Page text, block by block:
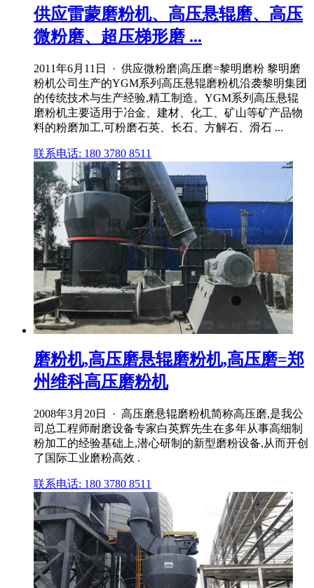
供应雷蒙磨粉机、高压悬辊磨、高压
微粉磨、超压梯形磨 ...
2011年6月11日 · 供应微粉磨|高压磨=黎明磨粉 黎明磨
粉机公司生产的YGM系列高压悬辊磨粉机沿袭黎明集团
的传统技术与生产经验,精工制造。YGM系列高压悬辊
磨粉机主要适用于冶金、建材、化工、矿山等矿产品物
料的粉磨加工,可粉磨石英、长石、方解石、滑石 ...
联系电话: 180 3780 8511
磨粉机,高压磨悬辊磨粉机,高压磨=郑
州维科高压磨粉机
2008年3月20日 · 高压磨悬辊磨粉机简称高压磨,是我公
司总工程师耐磨设备专家白英辉先生在多年从事高细制
粉加工的经验基础上,潜心研制的新型磨粉设备,从而开创
了国际工业磨粉高效 .
联系电话: 180 3780 8511